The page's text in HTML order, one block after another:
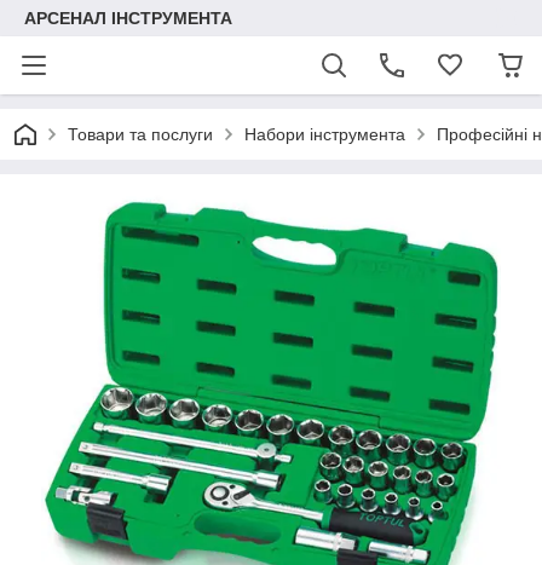
АРСЕНАЛ ІНСТРУМЕНТА
Товари та послуги Набори інструмента Професійні